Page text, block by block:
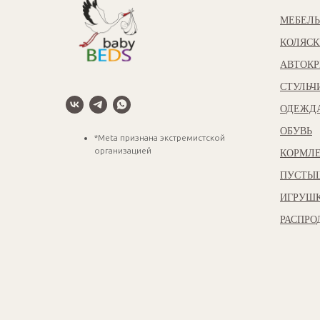
*Meta признана экстремистской
организацией
МЕБЕЛЬ
ОБУВЬ